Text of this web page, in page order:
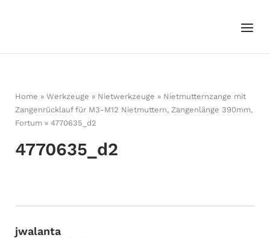
Menu
Home » Werkzeuge » Nietwerkzeuge » Nietmutternzange mit
Zangenrücklauf für M3-M12 Nietmuttern, Zangenlänge 390mm,
Fortum » 4770635_d2
4770635_d2
jwalanta